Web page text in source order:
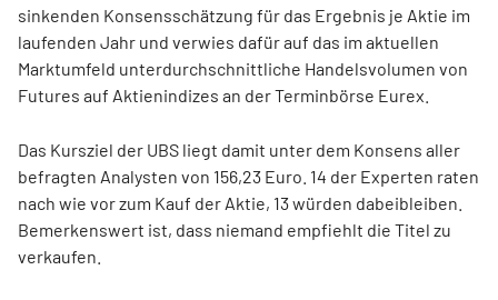
sinkenden Konsensschätzung für das Ergebnis je Aktie im
laufenden Jahr und verwies dafür auf das im aktuellen
Marktumfeld unterdurchschnittliche Handelsvolumen von
Futures auf Aktienindizes an der Terminbörse Eurex.
Das Kursziel der UBS liegt damit unter dem Konsens aller
befragten Analysten von 156,23 Euro. 14 der Experten raten
nach wie vor zum Kauf der Aktie, 13 würden dabeibleiben.
Bemerkenswert ist, dass niemand empfiehlt die Titel zu
verkaufen.